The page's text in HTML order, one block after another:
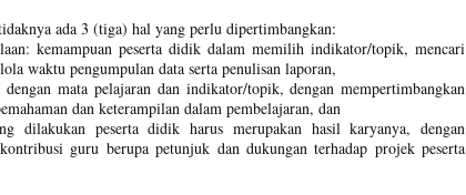
ada 3 (tiga) hal yang perlu dipertimbangkan:
kemampuan peserta didik dalam memilih indikator/topik, mencari
waktu pengumpulan data serta penulisan laporan,
dengan mata pelajaran dan indikator/topik, dengan mempertimbangkan
dan keterampilan dalam pembelajaran, dan
dilakukan peserta didik harus merupakan hasil karyanya, dengan
guru berupa petunjuk dan dukungan terhadap projek peserta